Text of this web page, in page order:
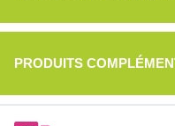
PRODUITS